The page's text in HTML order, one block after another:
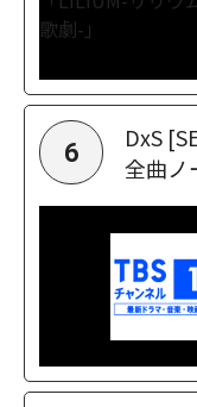
6
DxS
全曲ノ